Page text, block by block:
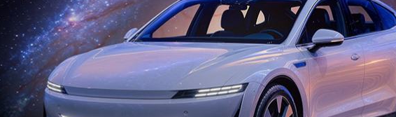
、フィジカル AI のリーズニング、ワールド シミュレーション、アクション生
of-transformers アーキテクチャを基盤に構築された、リーダーボード
オープンなフィジカル AI基盤 モデル
の合成データ生成とフィジカル AI のポリシー モデル開発のために、テキス
音、アクションにわたるネイティブなビジョン リーズニングとマルチモーダ
初の完全にオープンなオムニモデル
、Black Forest Labs、Generalist、LTX、Runway、Skild AI といった主要